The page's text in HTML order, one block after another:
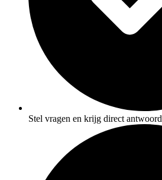
Stel vragen en krijg direct antwoord